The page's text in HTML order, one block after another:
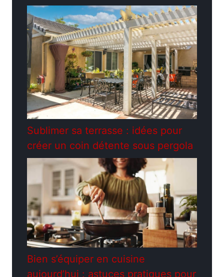
Sublimer sa terrasse : idées pour
créer un coin détente sous pergola
Bien s’équiper en cuisine
aujourd’hui : astuces pratiques pour